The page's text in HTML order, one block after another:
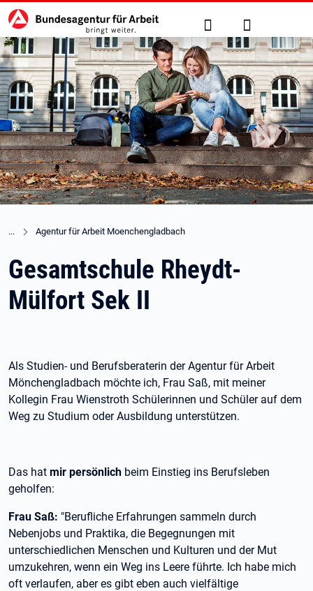
zu den Hauptinhalten springen
Hauptnavigation Suche Anmelden
Agentur für Arbeit Moenchengladbach
Gesamtschule Rheydt-
Mülfort Sek II
Als Studien- und Berufsberaterin der Agentur für Arbeit
Mönchengladbach möchte ich, Frau Saß, mit meiner
Kollegin Frau Wienstroth Schülerinnen und Schüler auf dem
Weg zu Studium oder Ausbildung unterstützen.
Das hat mir persönlich beim Einstieg ins Berufsleben
geholfen:
Frau Saß: "Berufliche Erfahrungen sammeln durch
Nebenjobs und Praktika, die Begegnungen mit
unterschiedlichen Menschen und Kulturen und der Mut
umzukehren, wenn ein Weg ins Leere führte. Ich habe mich
oft verlaufen, aber es gibt eben auch vielfältige